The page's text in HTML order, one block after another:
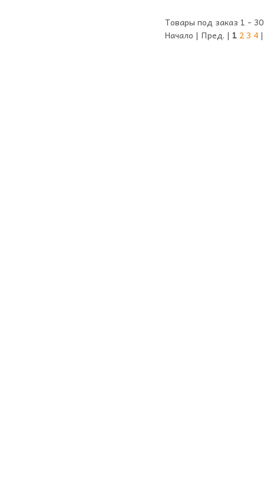
Товары под заказ 1 -
Начало | Пред. | 1 23 4